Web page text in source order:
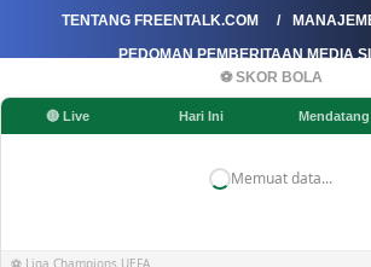
⚽ SKOR BOLA
🔴 Live Hari Ini Mendatang
Memuat data...
⚽ Liga Champions UEFA
TENTANG FREENTALK.COM
PEDOMAN PEMBERITAAN MEDIA
PEDOMAN PEMBERITAAN RAMAH
KOREKSI & KLARIFIKASI
KEBIJAKAN